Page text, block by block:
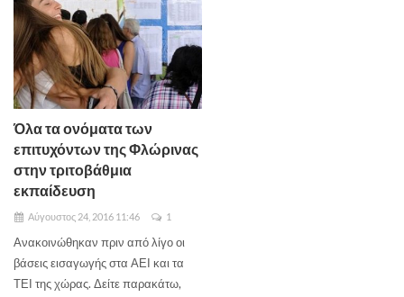
Όλα τα ονόματα των
επιτυχόντων της Φλώρινας
στην τριτοβάθμια
εκπαίδευση
Αύγουστος 24, 2016 11:46 1
Ανακοινώθηκαν πριν από λίγο οι
βάσεις εισαγωγής στα ΑΕΙ και τα
ΤΕΙ της χώρας. Δείτε παρακάτω,